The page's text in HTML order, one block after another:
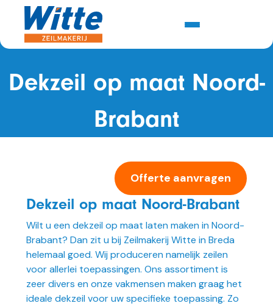
Dekzeil op maat Noord-
Brabant
Offerte aanvragen
Dekzeil op maat Noord-Brabant
Wilt u een dekzeil op maat laten maken in Noord-
Brabant? Dan zit u bij Zeilmakerij Witte in Breda
helemaal goed. Wij produceren namelijk zeilen
voor allerlei toepassingen. Ons assortiment is
zeer divers en onze vakmensen maken graag het
ideale dekzeil voor uw specifieke toepassing. Zo